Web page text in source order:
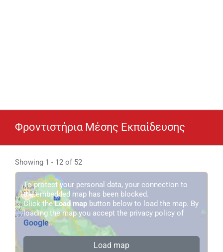
Φροντιστήρια Μέσης Εκπαίδευσης
Showing 1 - 12 of 52
To protect your personal data, your connection to
the embedded map has been blocked.
Click theLoad map button below to load the map. By
loading the map you accept the privacy policy of
Google.
Load map